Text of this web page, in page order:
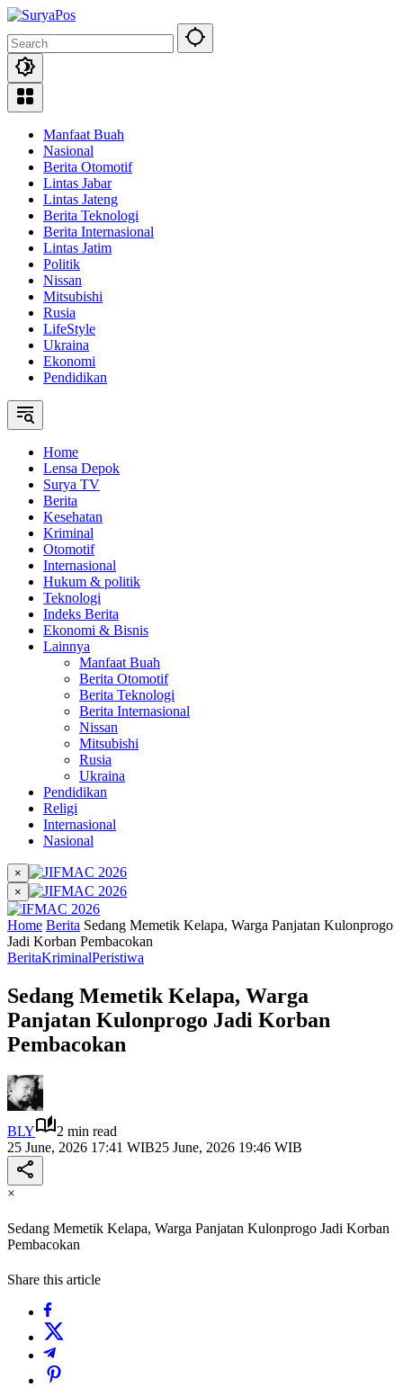
Skip
content
Manfaat Buah
Nasional
Berita Otomotif
Lintas Jabar
Lintas Jateng
Berita Teknologi
Berita Internasional
Lintas Jatim
Politik
Nissan
Mitsubishi
Rusia
LifeStyle
Ukraina
Ekonomi
Pendidikan
Home
Lensa Depok
Surya TV
Berita
Kesehatan
Kriminal
Otomotif
Internasional
Hukum & politik
Teknologi
Indeks Berita
Ekonomi & Bisnis
Lainnya
Manfaat Buah
Berita Otomotif
Berita Teknologi
Berita Internasional
Nissan
Mitsubishi
Rusia
Ukraina
Pendidikan
Religi
Internasional
Nasional
×
×
Home Berita Sedang Memetik Kelapa, Warga Panjatan Kulonprogo
Jadi Korban Pembacokan
BeritaKriminalPeristiwa
Sedang Memetik Kelapa, Warga
Panjatan Kulonprogo Jadi Korban
Pembacokan
BLY
2 min read
25 June, 2026 17:41 WIB25 June, 2026 19:46 WIB
×
Sedang Memetik Kelapa, Warga Panjatan Kulonprogo Jadi Korban
Pembacokan
Share this article